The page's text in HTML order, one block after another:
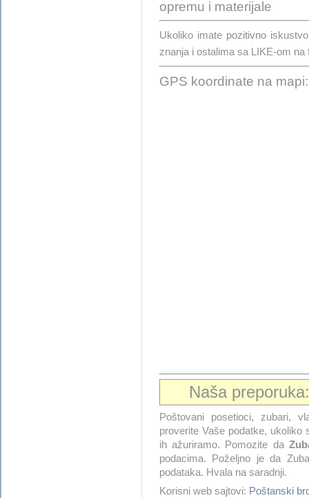
opremu i materijale
Ukoliko imate pozitivno
znanja i ostalima sa LIKE-om na
GPS koordinate na mapi:
Naša
Poštovani posetioci, zubari,
proverite Vaše podatke, ukoliko
ih ažuriramo. Pomozite da
podacima. Poželjno je da
podataka. Hvala na saradnji.
Korisni web sajtovi: Poštanski